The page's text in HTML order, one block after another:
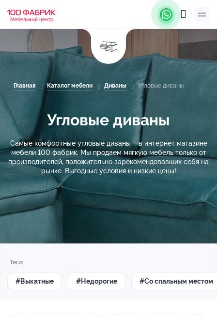
Мебельный центр
Главная Каталог мебели Диваны Угловые диваны
Угловые диваны
Самые комфортные угловые диваны – в интернет магазине
мебели 100 фабрик. Мы продаем мягкую мебель только от
производителей, положительно зарекомендовавших себя на
рынке. Выгодные условия и низкие цены!
Теги:
#Выкатные #Недорогие #Со спальным местом